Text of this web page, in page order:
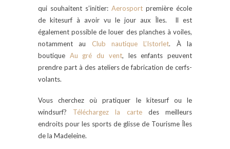
qui souhaitent s’initier: Aerosport première école
de kitesurf à avoir vu le jour aux Îles. Il est
également possible de louer des planches à voiles,
notamment au Club nautique L’Istorlet. À la
boutique Au gré du vent, les enfants peuvent
prendre part à des ateliers de fabrication de cerfs-
volants.
Vous cherchez où pratiquer le kitesurf ou le
windsurf? Téléchargez la cartedes meilleurs
endroits pour les sports de glisse de Tourisme Îles
de la Madeleine.